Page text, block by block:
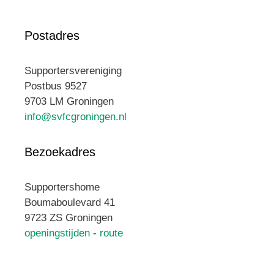
Postadres
Supportersvereniging
Postbus 9527
9703 LM Groningen
info@svfcgroningen.nl
Bezoekadres
Supportershome
Boumaboulevard 41
9723 ZS Groningen
openingstijden - route